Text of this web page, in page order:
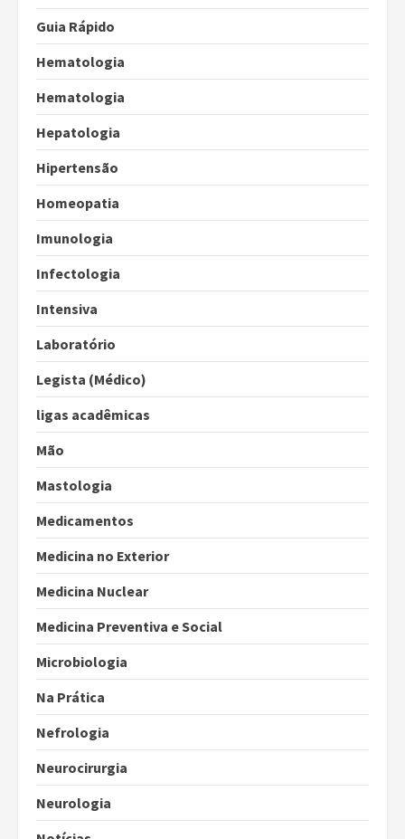
Guia Rápido
Hematologia
Hematologia
Hepatologia
Hipertensão
Homeopatia
Imunologia
Infectologia
Intensiva
Laboratório
Legista (Médico)
ligas acadêmicas
Mão
Mastologia
Medicamentos
Medicina no Exterior
Medicina Nuclear
Medicina Preventiva e Social
Microbiologia
Na Prática
Nefrologia
Neurocirurgia
Neurologia